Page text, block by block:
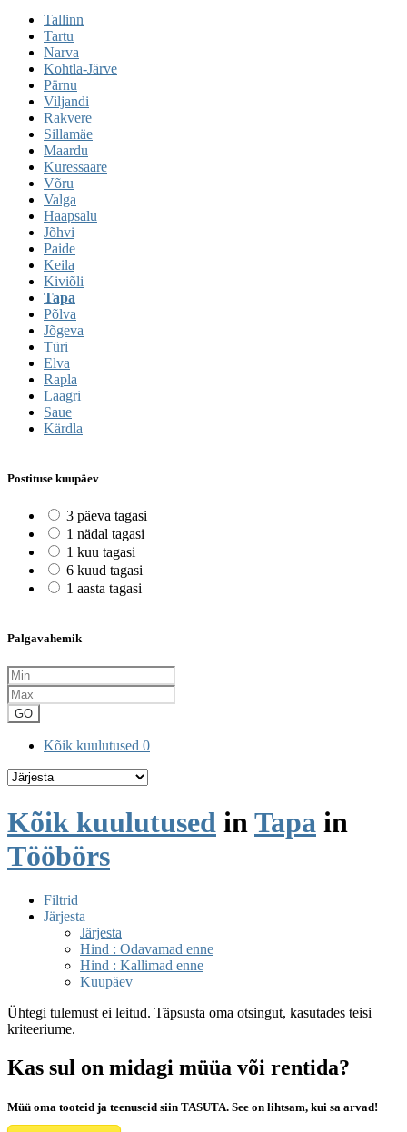
Tallinn
Tartu
Narva
Kohtla-Järve
Pärnu
Viljandi
Rakvere
Sillamäe
Maardu
Kuressaare
Võru
Valga
Haapsalu
Jõhvi
Paide
Keila
Kiviõli
Tapa
Põlva
Jõgeva
Türi
Elva
Rapla
Laagri
Saue
Kärdla
Postituse kuupäev
3 päeva tagasi
1 nädal tagasi
1 kuu tagasi
6 kuud tagasi
1 aasta tagasi
Palgavahemik
GO
Kõik kuulutused 0
Kõik kuulutused in Tapa in
Tööbörs
Filtrid
Järjesta
Järjesta
Hind : Odavamad enne
Hind : Kallimad enne
Kuupäev
Ühtegi tulemust ei leitud. Täpsusta oma otsingut, kasutades teisi
kriteeriume.
Kas sul on midagi müüa või rentida?
Müü oma tooteid ja teenuseid siin TASUTA. See on lihtsam, kui sa arvad!